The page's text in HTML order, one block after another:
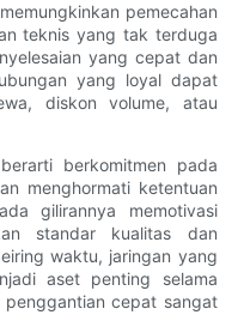
pemecahan
teknis yang tak terduga
yang cepat dan
yang loyal dapat
diskon volume, atau
berkomitmen pada
menghormati ketentuan
gilirannya memotivasi
standar kualitas dan
waktu, jaringan yang
aset penting selama
cepat sangat